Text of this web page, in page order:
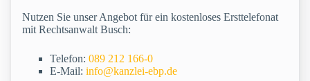
Nutzen Sie unser Angebot für ein kostenloses Ersttelefonat
mit Rechtsanwalt Busch:
Telefon: 089 212 166-0
E-Mail: info@kanzlei-ebp.de